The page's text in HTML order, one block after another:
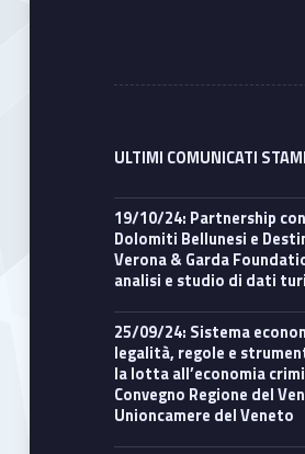
ULTIMI COMUNICATI
19/10/24: Partnership con DMO
Dolomiti Bellunesi e
Verona & Garda
analisi e studio di dati
25/09/24: Sistema economico e
legalità, regole e
la lotta all’economia
Convegno Regione del
Unioncamere del Veneto